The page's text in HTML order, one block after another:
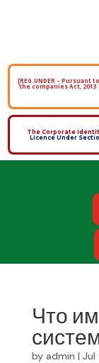
[REG.UNDER –
the companies Act, 2013
The Corporate
Licence Under
Что
by admin | Jul